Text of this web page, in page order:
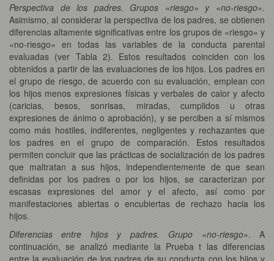
Perspectiva de los padres. Grupos «riesgo» y «no-riesgo».
Asimismo, al considerar la perspectiva de los padres, se obtienen
diferencias altamente significativas entre los grupos de «riesgo» y
«no-riesgo» en todas las variables de la conducta parental
evaluadas (ver Tabla 2). Estos resultados coinciden con los
obtenidos a partir de las evaluaciones de los hijos. Los padres en
el grupo de riesgo, de acuerdo con su evaluación, emplean con
los hijos menos expresiones físicas y verbales de calor y afecto
(caricias, besos, sonrisas, miradas, cumplidos u otras
expresiones de ánimo o aprobación), y se perciben a sí mismos
como más hostiles, indiferentes, negligentes y rechazantes que
los padres en el grupo de comparación. Estos resultados
permiten concluir que las prácticas de socialización de los padres
que maltratan a sus hijos, independientemente de que sean
definidas por los padres o por los hijos, se caracterizan por
escasas expresiones del amor y el afecto, así como por
manifestaciones abiertas o encubiertas de rechazo hacia los
hijos.
Diferencias entre hijos y padres. Grupo «no-riesgo». A
continuación, se analizó mediante la Prueba t las diferencias
entre la evaluación de los padres de su conducta con los hijos y